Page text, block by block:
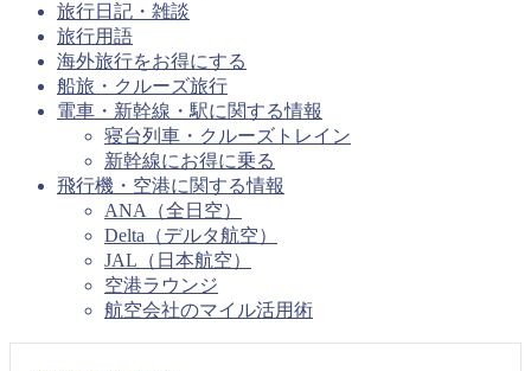
旅行日記・雑談
旅行用語
海外旅行をお得にする
船旅・クルーズ旅行
電車・新幹線・駅に関する情報
寝台列車・クルーズトレイン
新幹線にお得に乗る
飛行機・空港に関する情報
ANA（全日空）
Delta（デルタ航空）
JAL（日本航空）
空港ラウンジ
航空会社のマイル活用術